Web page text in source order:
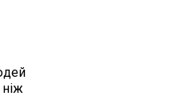
ніж